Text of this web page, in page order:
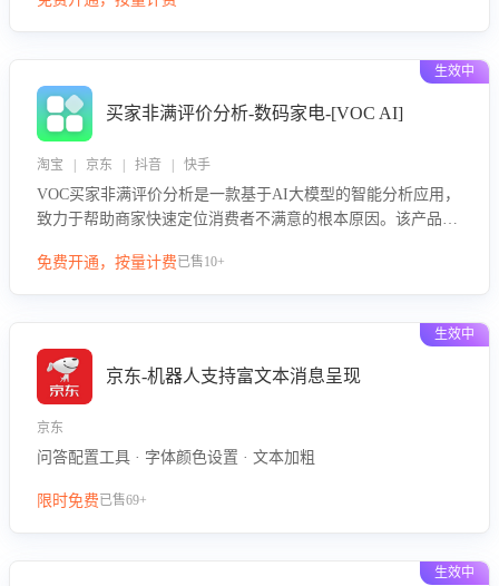
绪、归因争议根源，并客观评估客服应对合理性与成效。系统
生效中
买家非满评价分析-数码家电-[VOC AI]
淘宝 | 京东 | 抖音 | 快手
VOC买家非满评价分析是一款基于AI大模型的智能分析应用，
致力于帮助商家快速定位消费者不满意的根本原因。该产品可
或其它部门原因，明确责任归属，提供可落地的改进建议与策
免费开通，按量计费已售10+
生效中
京东-机器人支持富文本消息呈现
京东
问答配置工具 · 字体颜色设置 · 文本加粗
限时免费已售69+
生效中